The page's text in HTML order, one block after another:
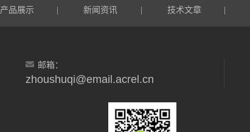
产品展示 新闻资讯 技术文章
邮箱：
zhoushuqi@email.acrel.cn